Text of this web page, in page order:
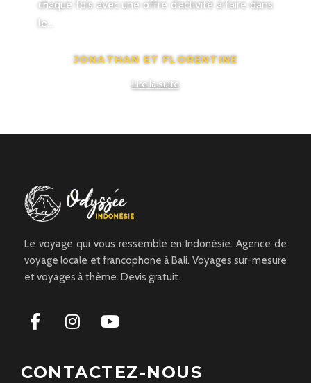
chaque fois avec une offre d’activité à faire dans
le…
JONATHAN ET FLORENTINE
Lire la suite
Le voyage qui vous ressemble en Indonésie. Agence de
voyage locale et francophone à Bali. Voyages sur-mesure
et voyages à thème. Devis gratuit.
CONTACTEZ-NOUS